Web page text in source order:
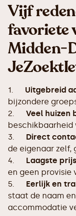
Vijf
favoriete
Midden-
1. Uitgebreid
bijzondere
2. Veel huizen
beschikbaarheid
3. Direct
de eigenaar zelf,
4. Laagste
en geen provisie
5. Eerlijk en
staat de naam
accommodatie